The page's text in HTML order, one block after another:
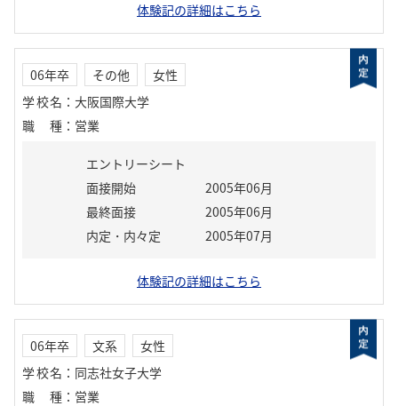
体験記の詳細はこちら
06年卒 その他
女性
学校名 ： 大阪国際大学
職種 ： 営業
エントリーシート
面接開始
2005年06月
最終面接
2005年06月
内定・内々定
2005年07月
体験記の詳細はこちら
06年卒 文系
女性
学校名 ： 同志社女子大学
職種 ： 営業